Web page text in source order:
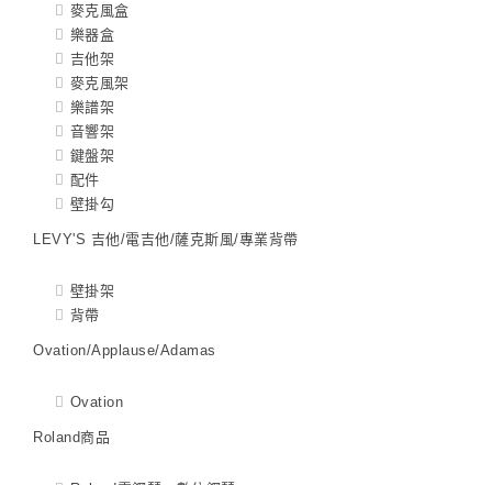
麥克風盒
樂器盒
吉他架
麥克風架
樂譜架
音響架
鍵盤架
配件
壁掛勾
LEVY'S 吉他/電吉他/薩克斯風/專業背帶
壁掛架
背帶
Ovation/Applause/Adamas
Ovation
Roland商品